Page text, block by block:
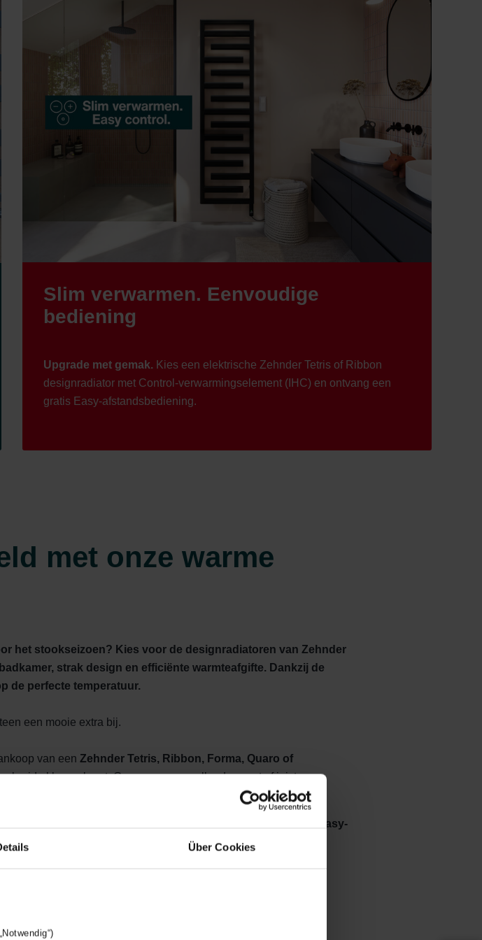
Über Cookies
Slim verwarmen. Eenvoudige
bediening
Upgrade met gemak. Kies een elektrische Zehnder Tetris of Ribbon
designradiator met Control-verwarmingselement (IHC) en ontvang een
gratis Easy-afstandsbediening.
met onze warme
het stookseizoen? Kies voor de designradiatoren van Zehnder
strak design en efficiënte warmteafgifte. Dankzij de
de perfecte temperatuur.
een mooie extra bij.
van een Zehnder Tetris, Ribbon, Forma, Quaro of
kleurenkaart. Ga voor een opvallend accent of juist voor
gratis Easy-
zoals u het wil.
opties.